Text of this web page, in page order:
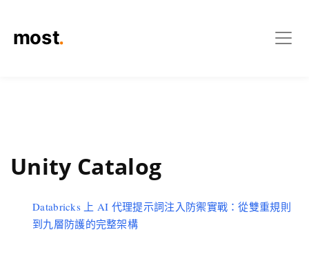
Unity Catalog
Databricks 上 AI 代理提示詞注入防禦實戰：從雙重規則
到九層防護的完整架構